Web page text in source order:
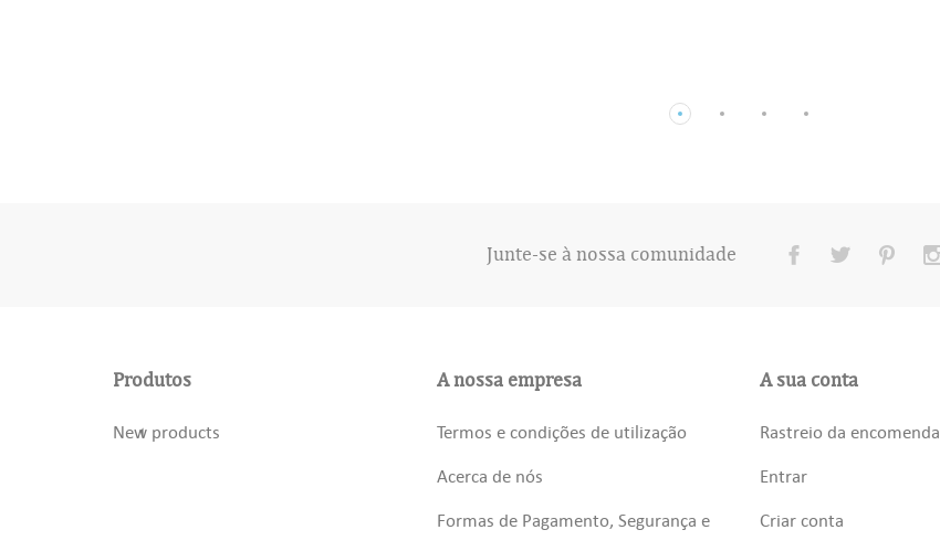
Junte-se à nossa comunidade
Produtos
New products
A nossa empresa
Termos e condições de utilização
Acerca de nós
Formas de Pagamento, Segurança e
A sua conta
Rastreio da encomenda
Entrar
Criar conta